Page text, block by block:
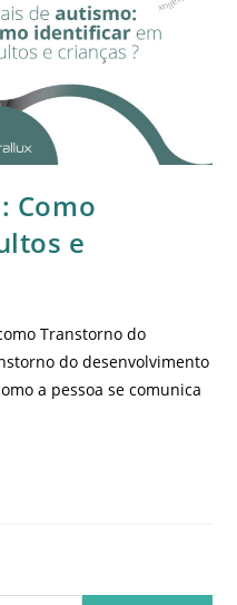
Como
e
Transtorno do
do desenvolvimento
a pessoa se comunica